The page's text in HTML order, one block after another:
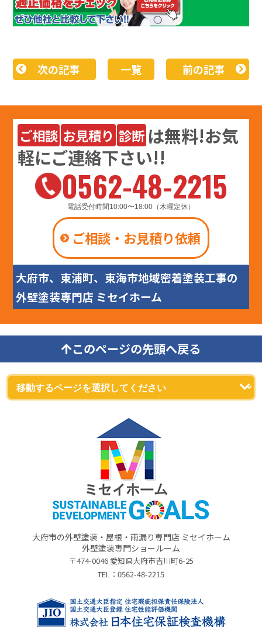
次の記事 一覧 前の記事
ご相談 お見積り 診断 は無料!お気
軽にご連絡下さい!!
0562-48-2215
電話受付時間10:00〜18:00（木曜定休）
ご相談・お見積り依頼
大府市、東浦町、東海市地域密着塗装工事の
外壁塗装専門店 ミセイホーム
このページの先頭へ戻る
大府市の外壁塗装・屋根・雨漏り専門店 ミセイホーム
外壁塗装専門ショールーム
〒474-0046 愛知県大府市吉川町6-25
TEL： 0562-48-2215